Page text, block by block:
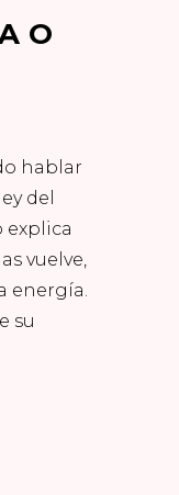
O
hablar
del
explica
vuelve,
energía.
su